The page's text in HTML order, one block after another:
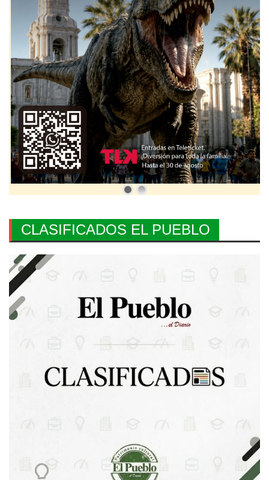
CLASIFICADOS EL PUEBLO